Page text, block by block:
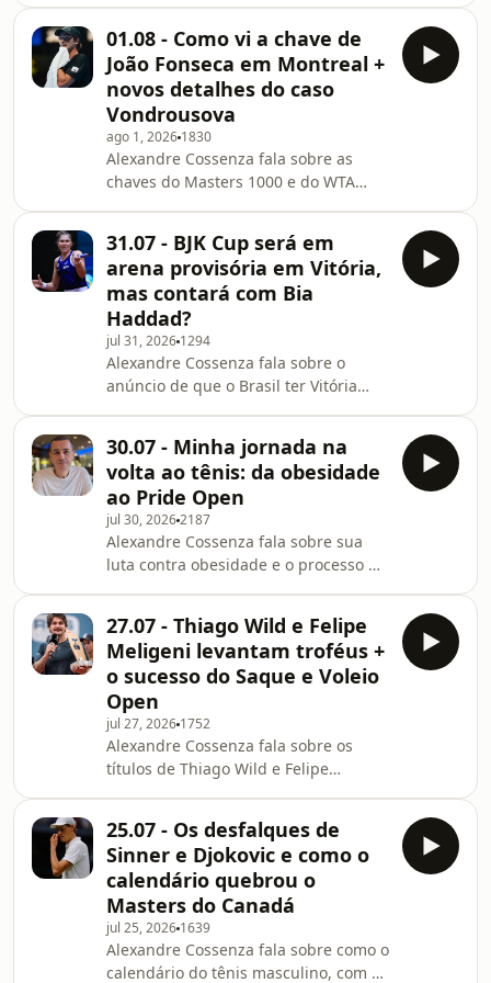
Kristina Liukova, de 16 anos, que
levantou a taça no 250 de Memphis. O
jornalista também cita a primeira
rodada de Montreal, lembrando as
possibilidades de adversário de
estreia para João Fonseca.Por último,
Cossenza responde às perguntas dos
apoiadores. O tema do d
01.08 - Como vi a chave de
João Fonseca em Montreal +
novos detalhes do caso
Vondrousova
ago 1, 2026 1830
Alexandre Cossenza fala sobre as
chaves do Masters 1000 e do WTA
caminho de João Fonseca, que pode
até enfrentar Casper Ruud e Ben
Shelton antes das quartas de final.O
jornalista também volta a comentar o
caso de doping de Marketa
Vondrousova, abordando os motivos
citados pelo tribunal no documento
que foi publicado na íntegra nesta
sexta-
31.07 - BJK Cup será em
arena provisória em Vitória,
mas contará com Bia
Haddad?
jul 31, 2026 1294
Alexandre Cossenza fala sobre o
anúncio de que o Brasil ter Vitória
contra o Canadá serão em uma arena
provisória, no saibro. O jornalista
também destaca a dúvida sobre a
participação de Beatriz Haddad Maia,
que não compete há um mês, desde
sua eliminação na primeira rodada do
torneio de Wimbledon.
30.07 - Minha jornada na
volta ao tênis: da obesidade
ao Pride Open
jul 30, 20262187
Alexandre Cossenza fala sobre sua
luta contra obesidade e o processo de
Pride Open.O jornalista destaca um
par de armadilhas que precisam ser
evitadas no dia a dia de quem batalha
para perder (ou manter) peso e
ressalta o quanto é preciso conversar
e buscar ajuda para encarar uma
doença como a obesidade.Cossenza
também lembra
27.07 - Thiago Wild e Felipe
Meligeni levantam troféus +
o sucesso do Saque e Voleio
Open
jul 27, 2026 1752
Alexandre Cossenza fala sobre os
títulos de Thiago Wild e Felipe
momentos que os dois tenistas vivem
em sua carreiras. O jornalista
também destaca o sucesso do Saque
e Voleio Open, torneio para
apoiadores do S&amp;V disputado
neste domingo, em São Paulo.O
jornalista também responde às
25.07 - Os desfalques de
Sinner e Djokovic e como o
calendário quebrou o
Masters do Canadá
jul 25, 2026 1639
Alexandre Cossenza fala sobre como o
calendário do tênis masculino, com os